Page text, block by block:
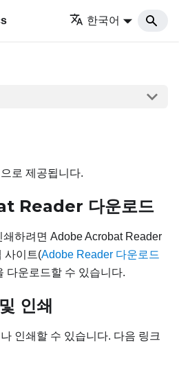
한국어
로 제공됩니다.
Reader 다운로드
하려면 Adobe Acrobat Reader
사이트(Adobe Reader 다운로드
다운로드할 수 있습니다.
인쇄
인쇄할 수 있습니다. 다음 링크